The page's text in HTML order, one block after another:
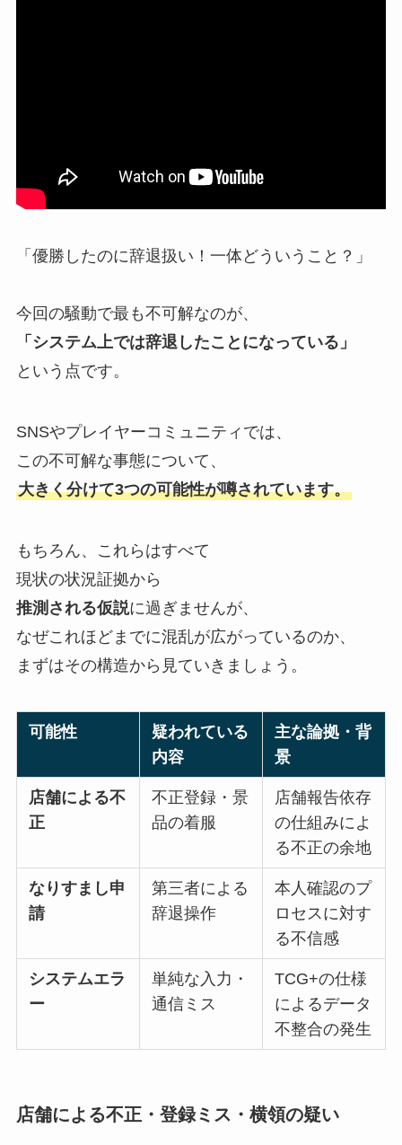
「優勝したのに辞退扱い！一体どういうこと？」
今回の騒動で最も不可解なのが、
「システム上では辞退したことになっている」
という点です。
SNSやプレイヤーコミュニティでは、
この不可解な事態について、
大きく分けて3つの可能性が噂されています。
もちろん、これらはすべて
現状の状況証拠から
推測される仮説に過ぎませんが、
なぜこれほどまでに混乱が広がっているのか、
まずはその構造から見ていきましょう。
可能性
疑われている
内容
主な論拠・背
景
店舗による不
正
不正登録・景
品の着服
店舗報告依存
の仕組みによ
る不正の余地
なりすまし申
請
第三者による
辞退操作
本人確認のプ
ロセスに対す
る不信感
システムエラ
ー
単純な入力・
通信ミス
TCG+の仕様
によるデータ
不整合の発生
店舗による不正・登録ミス・横領の疑い